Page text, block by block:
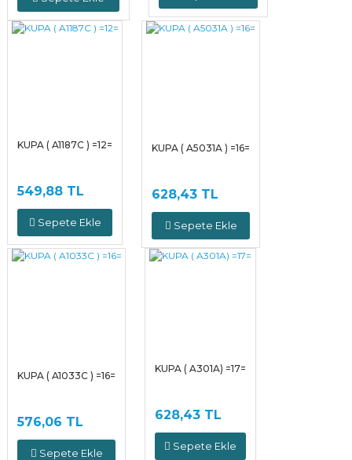
KUPA ( A1187C ) =12=
549,88 TL
Sepete Ekle
KUPA ( A5031A ) =16=
628,43 TL
Sepete Ekle
KUPA ( A1033C ) =16=
576,06 TL
Sepete Ekle
KUPA ( A301A) =17=
628,43 TL
Sepete Ekle